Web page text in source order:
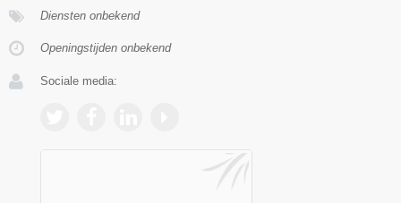
Diensten onbekend
Openingstijden onbekend
Sociale media: